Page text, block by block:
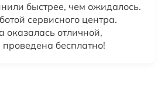
быстрее, чем ожидалось.
сервисного центра.
оказалась отличной,
бесплатно!